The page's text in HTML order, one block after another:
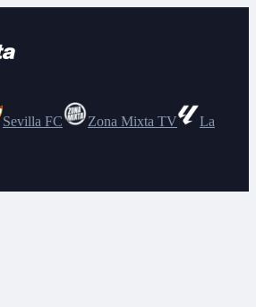
Sevilla FC Zona Mixta TV
La